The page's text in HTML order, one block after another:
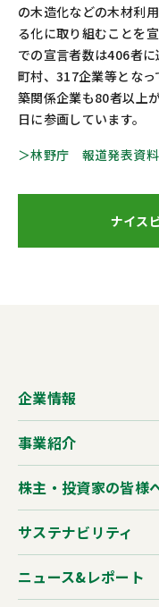
の木造化などの木材利
る化に取り組むことを宣
での宣言者数は406者
町村、317企業等とな
築関係企業も80者以上
日に参画しています。
＞林野庁 報道発表資料
ナイス
企業情報
事業紹介
株主・投資家の皆様
サステナビリティ
ニュース&レポート